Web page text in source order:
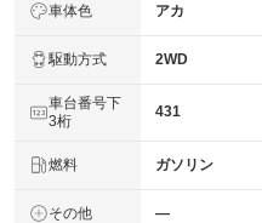
車体色 アカ
駆動方式 2WD
車台番号下
3桁
431
燃料 ガソリン
その他 ―